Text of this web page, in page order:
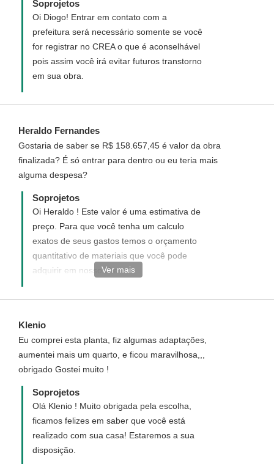
Soprojetos
Oi Diogo! Entrar em contato com a
prefeitura será necessário somente se você
for registrar no CREA o que é aconselhável
pois assim você irá evitar futuros transtorno
em sua obra.
Heraldo Fernandes
Gostaria de saber se R$ 158.657,45 é valor da obra
finalizada? É só entrar para dentro ou eu teria mais
alguma despesa?
Soprojetos
Oi Heraldo ! Este valor é uma estimativa de
preço. Para que você tenha um calculo
exatos de seus gastos temos o orçamento
quantitativo de materiais que você pode
adquirir em nosso siteVer mais
Klenio
Eu comprei esta planta, fiz algumas adaptações,
aumentei mais um quarto, e ficou maravilhosa,,,
obrigado Gostei muito !
Soprojetos
Olá Klenio ! Muito obrigada pela escolha,
ficamos felizes em saber que você está
realizado com sua casa! Estaremos a sua
disposição.